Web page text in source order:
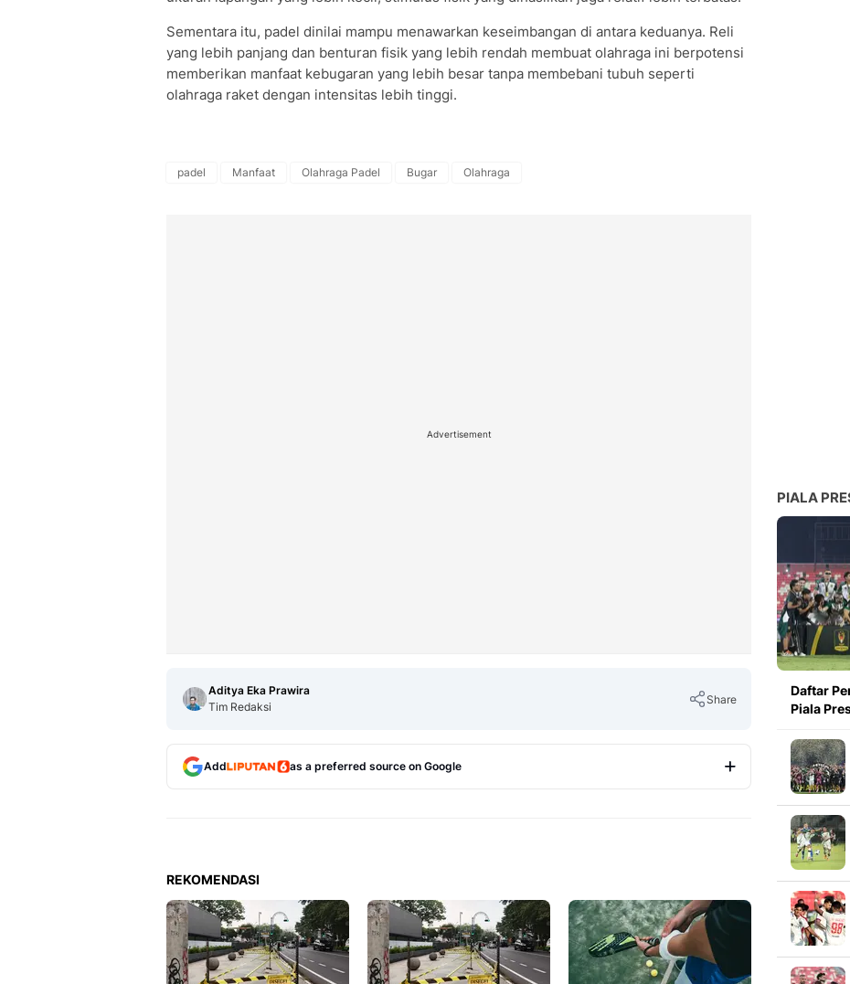
Sementara itu, padel dinilai mampu menawarkan keseimbangan di antara keduanya. Reli
yang lebih panjang dan benturan fisik yang lebih rendah membuat olahraga ini berpotensi
memberikan manfaat kebugaran yang lebih besar tanpa membebani tubuh seperti
olahraga raket dengan intensitas lebih tinggi.
padel Manfaat Olahraga Padel Bugar Olahraga
Advertisement
Aditya Eka Prawira
Tim Redaksi
Share
Add as a preferred source on Google
REKOMENDASI
PIALA
Daftar
Piala